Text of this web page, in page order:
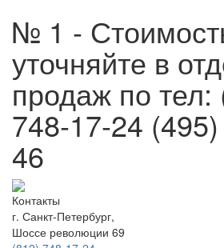
№ 1 -
уточняйте в
продаж по тел:
748-17-24
46
Контакты
г. Санкт-Петербург,
Шоссе революции 69